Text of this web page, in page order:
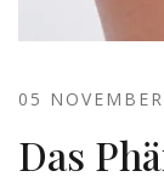
05
Das